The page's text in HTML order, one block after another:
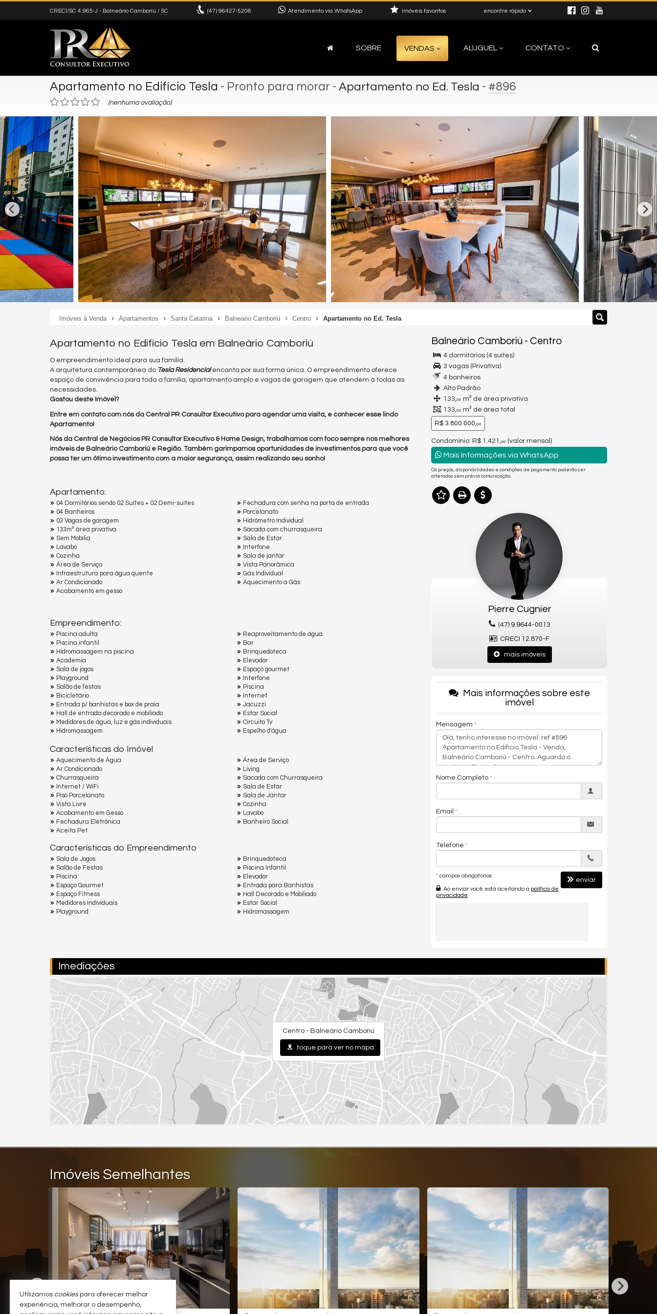
CRECI/SC 4.965-J - Balneário Camboriú / SC (47) 96427-5206 Atendimento via WhatsApp encontre rápido
imóveis favoritos
SOBRE VENDAS ALUGUEL CONTATO
Apartamento no Edifício Tesla - Pronto para morar - Apartamento no Ed. Tesla - #896
(nenhuma avaliação)
Imóveis à Venda Apartamentos Santa Catarina Balneário Camboriú Centro Apartamento no Ed. Tesla
Apartamento no Edifício Tesla em Balneário Camboriú
O empreendimento ideal para sua família.
A arquitetura contemporânea do Tesla Residencialencanta por sua forma única. O empreendimento oferece
espaço de convivência para toda a família, apartamento amplo e vagas de garagem que atendem à todas as
necessidades.
Gostou deste Imóvel?
Entre em contato com nós da Central PR Consultor Executivo para agendar uma visita, e conhecer esse lindo
Apartamento!
Nós da Central de Negócios PR Consultor Executivo & Home Design, trabalhamos com foco sempre nos melhores
imóveis de Balneário Camboriú e Região. Também garimpamos oportunidades de investimentos para que você
possa ter um ótimo investimento com a maior segurança, assim realizando seu sonho!
Apartamento:
04 Dormitórios sendo 02 Suítes + 02 Demi-suítes
04 Banheiros
03 Vagas de garagem
133m² área privativa
Sem Mobília
Lavabo
Cozinha
Área de Serviço
Infraestrutura para água quente
Ar Condicionado
Acabamento em gesso
Fechadura com senha na porta de entrada
Porcelanato
Hidrômetro Individual
Sacada com churrasqueira
Sala de Estar
Interfone
Sala de jantar
Vista Panorâmica
Gás Individual
Aquecimento a Gás
Empreendimento:
Piscina adulta
Piscina infantil
Hidromassagem na piscina
Academia
Sala de jogos
Playground
Salão de festas
Bicicletário
Entrada p/ banhistas e box de praia
Hall de entrada decorado e mobiliado
Medidores de água, luz e gás individuais
Hidromassagem
Reaproveitamento de água
Bar
Brinquedoteca
Elevador
Espaço gourmet
Interfone
Piscina
Internet
Jacuzzi
Estar Social
Circuito Tv
Espelho d'água
Características do Imóvel
Aquecimento de Água
Ar Condicionado
Churrasqueira
Internet / WiFi
Piso Porcelanato
Vista Livre
Acabamento em Gesso
Fechadura Eletrônica
Aceita Pet
Área de Serviço
Living
Sacada com Churrasqueira
Sala de Estar
Sala de Jantar
Cozinha
Lavabo
Banheiro Social
Características do Empreendimento
Sala de Jogos
Salão de Festas
Piscina
Espaço Gourmet
Espaço Fitness
Medidores Individuais
Playground
Brinquedoteca
Piscina Infantil
Elevador
Entrada para Banhistas
Hall Decorado e Mobiliado
Estar Social
Hidromassagem
Balneário Camboriú - Centro
4 dormitórios (4 suítes)
3 vagas (Privativa)
4 banheiros
Alto Padrão
133,00 m² de área privativa
133,00 m² de área total
R$ 3.800.000,00
Condomínio: R$ 1.421, 00 (valor mensal)
Mais Informações via WhatsApp
Os preços, disponibilidades e condições de pagamento poderão ser
alterados sem prévia comunicação.
Pierre Cugnier
(47) 9.9644-0013
CRECI 12.870-F
mais imóveis
Mais informações sobre este
imóvel
Mensagem
Nome Completo
Email
Telefone
* campos obrigatórios
Ao enviar você está aceitando a política de
privacidade
enviar
Imediações
Centro - Balneário Camboriú
toque para ver no mapa
Imóveis Semelhantes
Utilizamos cookiespara oferecer melhor
experiência, melhorar o desempenho,